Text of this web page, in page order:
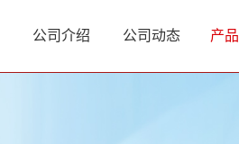
公司介绍 公司动态 产